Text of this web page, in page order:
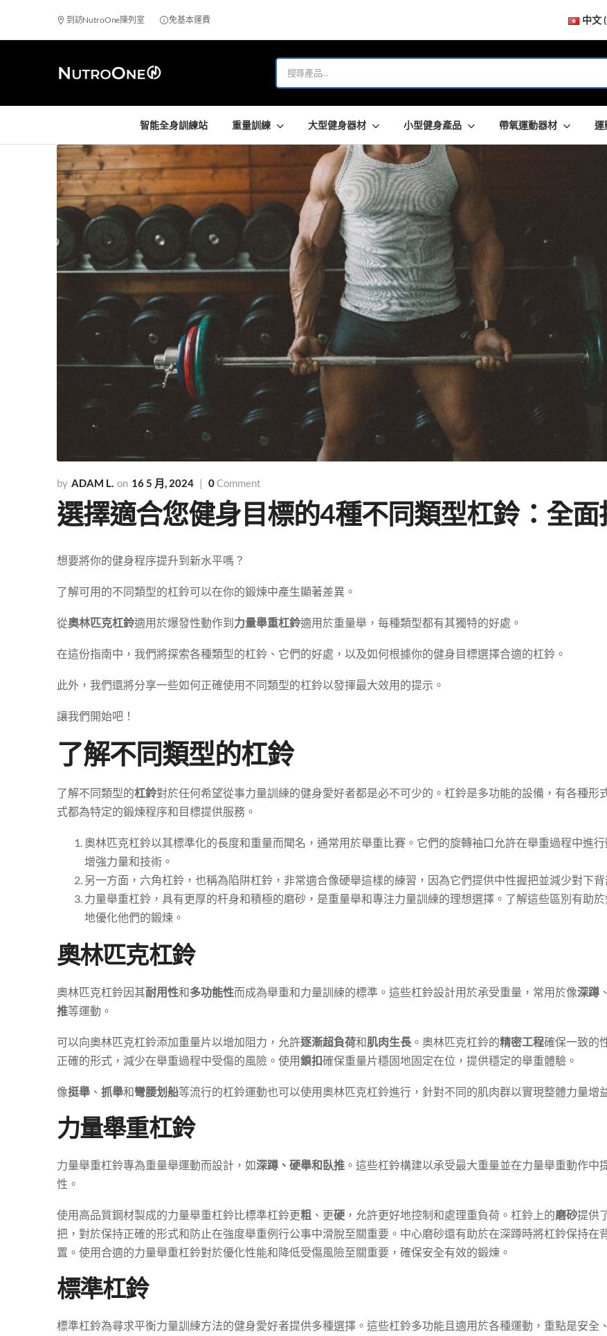
到訪NutroOne陳列室 免基本運費 中文
智能全身訓練站 重量訓練 大型健身器材 小型健身產品 帶氧運動器材 運
ADAM L. 16 5 月, 2024 0Comment
選擇適合您健身目標的4種不同類型杠鈴：全面
想要將你的健身程序提升到新水平嗎？
了解可用的不同類型的杠鈴可以在你的鍛煉中產生顯著差異。
從奧林匹克杠鈴適用於爆發性動作到力量舉重杠鈴適用於重量舉，每種類型都有其獨特的好處。
在這份指南中，我們將探索各種類型的杠鈴、它們的好處，以及如何根據你的健身目標選擇合適的杠鈴。
此外，我們還將分享一些如何正確使用不同類型的杠鈴以發揮最大效用的提示。
讓我們開始吧！
了解不同類型的杠鈴
了解不同類型的杠鈴對於任何希望從事力量訓練的健身愛好者都是必不可少的。杠鈴是多功能的設備，有各種形
式都為特定的鍛煉程序和目標提供服務。
奧林匹克杠鈴以其標準化的長度和重量而聞名，通常用於舉重比賽。它們的旋轉袖口允許在舉重過程中進行
增強力量和技術。
另一方面，六角杠鈴，也稱為陷阱杠鈴，非常適合像硬舉這樣的練習，因為它們提供中性握把並減少對下背
力量舉重杠鈴，具有更厚的杆身和積極的磨砂，是重量舉和專注力量訓練的理想選擇。了解這些區別有助
地優化他們的鍛煉。
奧林匹克杠鈴
奧林匹克杠鈴因其耐用性和多功能性而成為舉重和力量訓練的標準。這些杠鈴設計用於承受重量，常用於像深蹲 、
推等運動。
可以向奧林匹克杠鈴添加重量片以增加阻力，允許逐漸超負荷和肌肉生長 。奧林匹克杠鈴的精密工程確保一致的
正確的形式，減少在舉重過程中受傷的風險。使用鎖扣確保重量片穩固地固定在位，提供穩定的舉重體驗。
像挺舉 、 抓舉和彎腰划船等流行的杠鈴運動也可以使用奧林匹克杠鈴進行，針對不同的肌肉群以實現整體力量增
力量舉重杠鈴
力量舉重杠鈴專為重量舉運動而設計，如深蹲、硬舉和臥推 。這些杠鈴構建以承受最大重量並在力量舉重動作中
性。
使用高品質鋼材製成的力量舉重杠鈴比標準杠鈴更粗 、更硬 ，允許更好地控制和處理重負荷。杠鈴上的磨砂提供
把，對於保持正確的形式和防止在強度舉重例行公事中滑脫至關重要。中心磨砂還有助於在深蹲時將杠鈴保持在
置。使用合適的力量舉重杠鈴對於優化性能和降低受傷風險至關重要，確保安全有效的鍛煉。
標準杠鈴
標準杠鈴為尋求平衡力量訓練方法的健身愛好者提供多種選擇。這些杠鈴多功能且適用於各種運動，重點是安全